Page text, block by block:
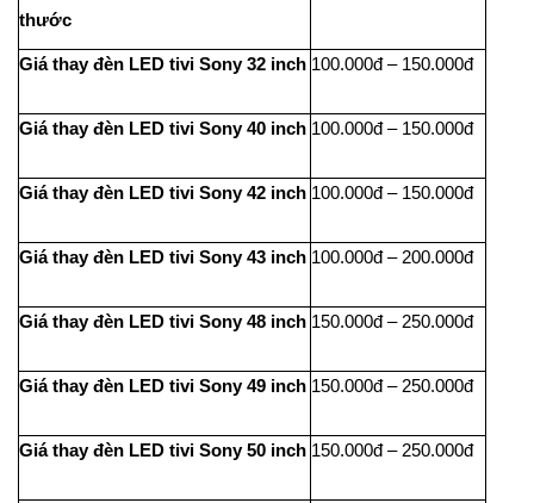
thước
Giá thay đèn LED tivi Sony 32 inch 100.000đ – 150.000đ
Giá thay đèn LED tivi Sony 40 inch 100.000đ – 150.000đ
Giá thay đèn LED tivi Sony 42 inch 100.000đ – 150.000đ
Giá thay đèn LED tivi Sony 43 inch 100.000đ – 200.000đ
Giá thay đèn LED tivi Sony 48 inch 150.000đ – 250.000đ
Giá thay đèn LED tivi Sony 49 inch 150.000đ – 250.000đ
Giá thay đèn LED tivi Sony 50 inch 150.000đ – 250.000đ